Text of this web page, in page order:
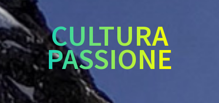
CULTURA
PASSIONE